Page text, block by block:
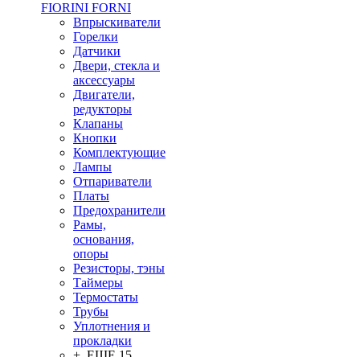
FIORINI FORNI
Впрыскиватели
Горелки
Датчики
Двери, стекла и
аксессуары
Двигатели,
редукторы
Клапаны
Кнопки
Комплектующие
Лампы
Отпариватели
Платы
Предохранители
Рамы,
основания,
опоры
Резисторы, тэны
Таймеры
Термостаты
Трубы
Уплотнения и
прокладки